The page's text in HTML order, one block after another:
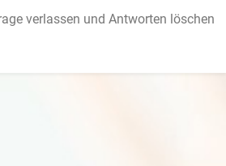
verlassen und Antworten löschen